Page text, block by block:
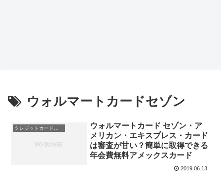
ウォルマートカードセゾン
ウォルマートカード セゾン・ア
メリカン・エキスプレス・カード
は審査が甘い？簡単に取得できる
年会費無料アメックスカード
2019.06.13